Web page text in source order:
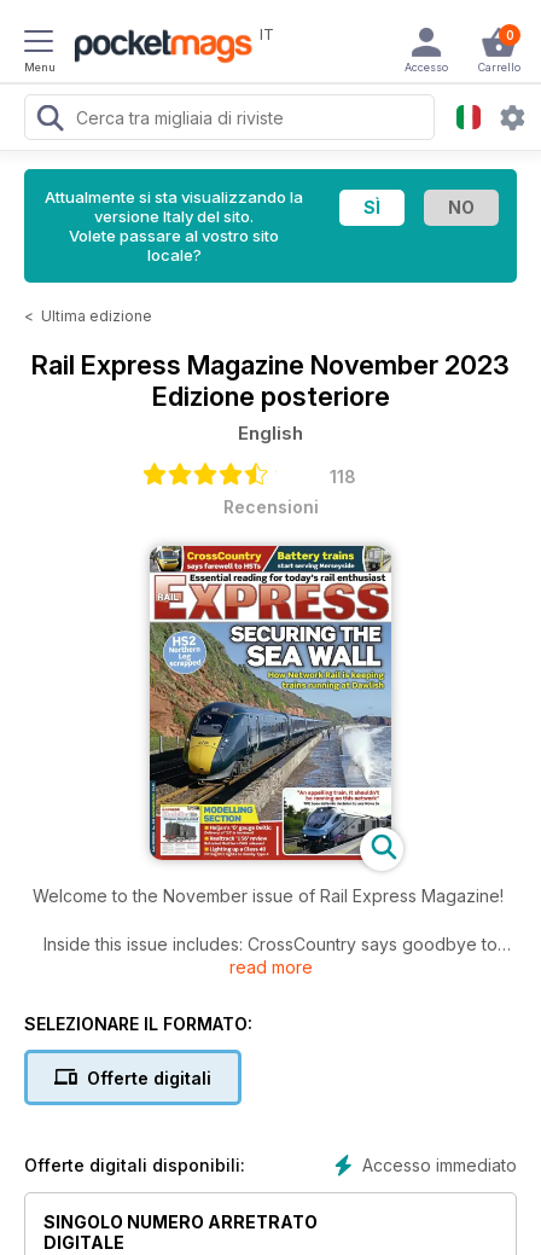
Menu
IT 0
Carrello
Accesso
Attualmente si sta visualizzando la
versione Italy del sito.
Volete passare al vostro sito
locale?
< Ultima edizione
Rail Express Magazine November 2023
Edizione posteriore
English
118
Recensioni
Welcome to the November issue of Rail Express Magazine!
Inside this issue includes: CrossCountry says goodbye to
HSTs, Government scraps HS2 north of Birmingham, VTG Rail
XC and Avanti West Coast., DB Cargo UK restarts
read more
SELEZIONARE IL FORMATO:
Offerte digitali
Accesso immediato
Offerte digitali disponibili:
SINGOLO NUMERO ARRETRATO
DIGITALE